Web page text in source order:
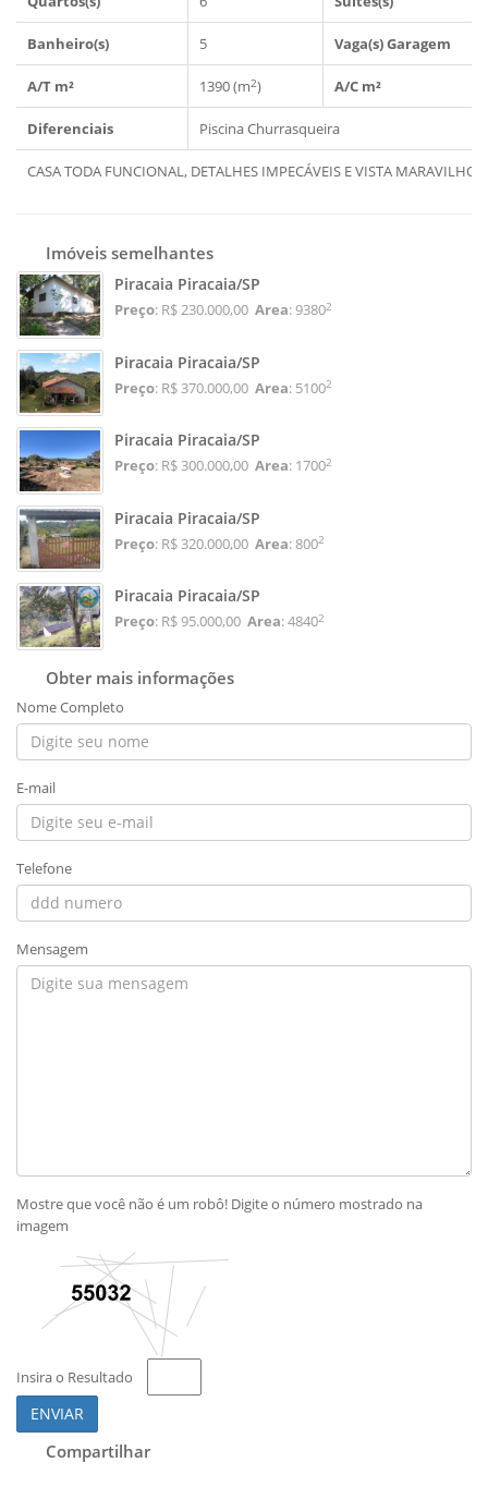
Banheiro(s) 5 Vaga(s) Garagem
A/T m² 1390 (m2) A/C m²
Diferenciais PiscinaChurrasqueira
CASA TODA FUNCIONAL, DETALHES IMPECÁVEIS E VISTA
Imóveis semelhantes
Piracaia Piracaia/SP
Preço: R$ 230.000,00 Area: 93802
Piracaia Piracaia/SP
Preço: R$ 370.000,00 Area: 51002
Piracaia Piracaia/SP
Preço: R$ 300.000,00 Area: 17002
Piracaia Piracaia/SP
Preço: R$ 320.000,00 Area: 8002
Piracaia Piracaia/SP
Preço: R$ 95.000,00 Area: 48402
Obter mais informações
Nome Completo
E-mail
Telefone
Mensagem
Mostre que você não é um robô! Digite o número mostrado na
imagem
Insira o Resultado
ENVIAR
Compartilhar